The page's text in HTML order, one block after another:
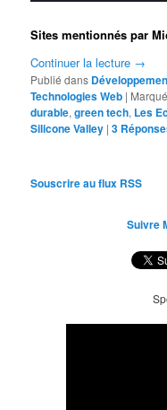
Sites mentionnés par
Continuer la lecture →
Publié dans
Technologies Web |
durable,green tech, Les
Silicone Valley |3
Souscrire au flux RSS
Suivre